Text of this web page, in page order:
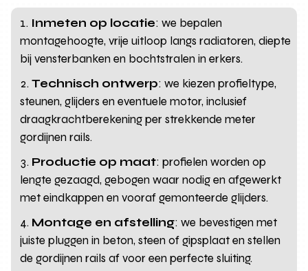
Inmeten op locatie: we bepalen
montagehoogte, vrije uitloop langs radiatoren, diepte
bij vensterbanken en bochtstralen in erkers.
Technisch ontwerp: we kiezen profieltype,
steunen, glijders en eventuele motor, inclusief
draagkrachtberekening per strekkende meter
gordijnen rails.
Productie op maat: profielen worden op
lengte gezaagd, gebogen waar nodig en afgewerkt
met eindkappen en vooraf gemonteerde glijders.
Montage en afstelling: we bevestigen met
juiste pluggen in beton, steen of gipsplaat en stellen
de gordijnen rails af voor een perfecte sluiting.